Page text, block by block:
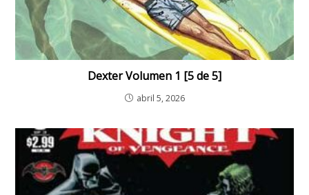
Dexter Volumen 1 [5 de 5]
abril 5, 2026